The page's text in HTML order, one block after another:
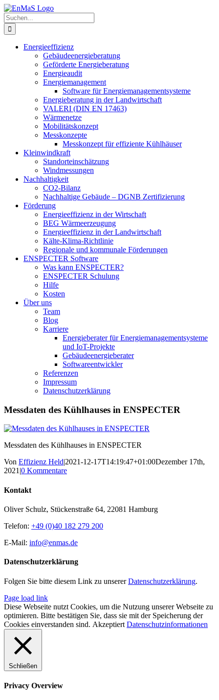
Zum
Inhalt
springen
Suche
nach:
Energieeffizienz
Gebäudeenergieberatung
Geförderte Energieberatung
Energieaudit
Energiemanagement
Software für Energiemanagementsysteme
Energieberatung in der Landwirtschaft
VALERI (DIN EN 17463)
Wärmenetze
Mobilitätskonzept
Messkonzepte
Messkonzept für effiziente Kühlhäuser
Kleinwindkraft
Standorteinschätzung
Windmessungen
Nachhaltigkeit
CO2-Bilanz
Nachhaltige Gebäude – DGNB Zertifizierung
Förderung
Energieeffizienz in der Wirtschaft
BEG Wärmeerzeugung
Energieeffizienz in der Landwirtschaft
Kälte-Klima-Richtlinie
Regionale und kommunale Förderungen
ENSPECTER Software
Was kann ENSPECTER?
ENSPECTER Schulung
Hilfe
Kosten
Über uns
Team
Blog
Karriere
Energieberater für Energiemanagementsysteme
und IoT-Projekte
Gebäudeenergieberater
Softwareentwickler
Referenzen
Impressum
Datenschutzerklärung
Messdaten des Kühlhauses in ENSPECTER
Messdaten des Kühlhauses in ENSPECTER
Von Effizienz Held|2021-12-17T14:19:47+01:00Dezember 17th,
2021|0 Kommentare
Kontakt
Oliver Schulz, Stückenstraße 64, 22081 Hamburg
Telefon: +49 (0)40 182 279 200
E-Mail: info@enmas.de
Datenschutzerklärung
Folgen Sie bitte diesem Link zu unsererDatenschutzerklärung.
Page load link
Diese Webseite nutzt Cookies, um die Nutzung unserer Webseite zu
optimieren. Bitte bestätigen Sie, dass sie mit der Speicherung der
Cookies einverstanden sind. Akzeptiert Datenschutzinformationen
Schließen
Privacy Overview